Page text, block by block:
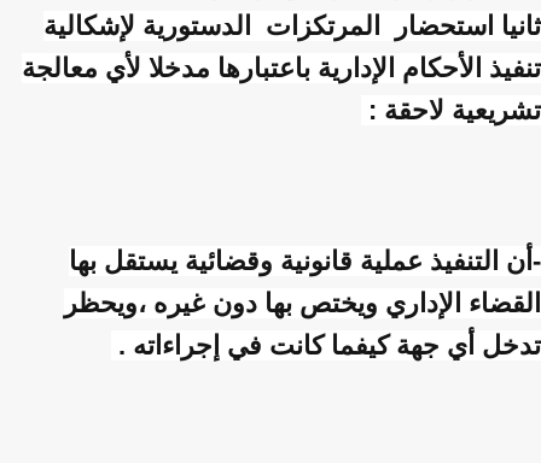
ثانيا استحضار المرتكزات الدستورية لإشكالية
تنفيذ الأحكام الإدارية باعتبارها مدخلا لأي معالجة
تشريعية لاحقة :
-أن التنفيذ عملية قانونية وقضائية يستقل بها
القضاء الإداري ويختص بها دون غيره ،ويحظر
تدخل أي جهة كيفما كانت في إجراءاته .